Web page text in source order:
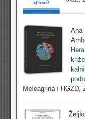
Ana
Meleagrina i HGZD,